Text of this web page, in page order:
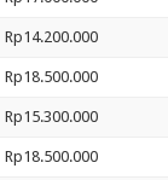
Rp14.200.000
Rp18.500.000
Rp15.300.000
Rp18.500.000